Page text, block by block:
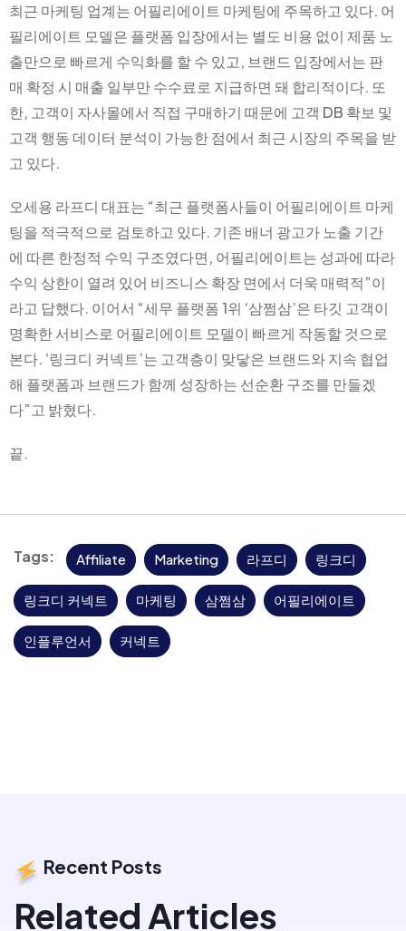
최근 마케팅 업계는 어필리에이트 마케팅에 주목하고 있다. 어
필리에이트 모델은 플랫폼 입장에서는 별도 비용 없이 제품 노
출만으로 빠르게 수익화를 할 수 있고, 브랜드 입장에서는 판
매 확정 시 매출 일부만 수수료로 지급하면 돼 합리적이다. 또
한, 고객이 자사몰에서 직접 구매하기 때문에 고객 DB 확보 및
고객 행동 데이터 분석이 가능한 점에서 최근 시장의 주목을 받
고 있다.
오세용 라프디 대표는 “최근 플랫폼사들이 어필리에이트 마케
팅을 적극적으로 검토하고 있다. 기존 배너 광고가 노출 기간
에 따른 한정적 수익 구조였다면, 어필리에이트는 성과에 따라
수익 상한이 열려 있어 비즈니스 확장 면에서 더욱 매력적”이
라고 답했다. 이어서 “세무 플랫폼 1위 ‘삼쩜삼’은 타깃 고객이
명확한 서비스로 어필리에이트 모델이 빠르게 작동할 것으로
본다. ‘링크디 커넥트’는 고객층이 맞닿은 브랜드와 지속 협업
해 플랫폼과 브랜드가 함께 성장하는 선순환 구조를 만들겠
다”고 밝혔다.
끝.
Tags: Affiliate Marketing 라프디 링크디
링크디 커넥트 마케팅 삼쩜삼 어필리에이트
인플루언서 커넥트
Recent Posts
Related Articles